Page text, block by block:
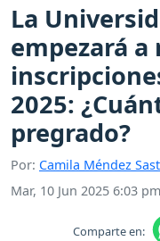
La
empezará a
2025:
pregrado?
Por: Camila Méndez
Mar, 10 Jun 2025 6:03 pm
Comparte en: